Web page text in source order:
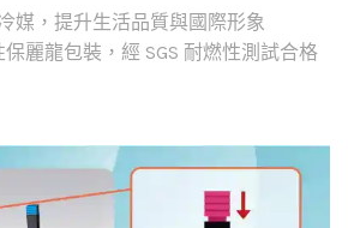
媒，提升生活品質與國際形象
麗龍包裝，經 SGS 耐燃性測試合格